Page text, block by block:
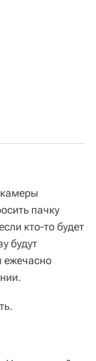
пачку
кто-то будет
будут
ежечасно